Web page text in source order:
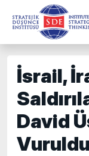
İsrail,
David